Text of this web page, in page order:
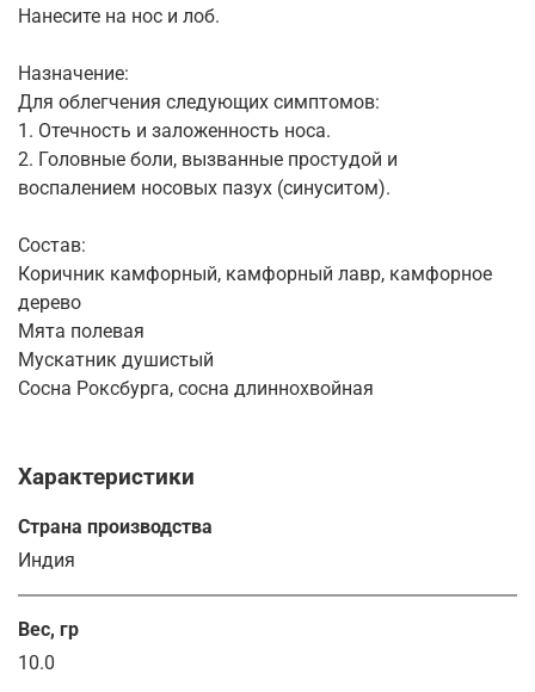
Нанесите на нос и лоб.
Назначение:
Для облегчения следующих симптомов:
1. Отечность и заложенность носа.
2. Головные боли, вызванные простудой и
воспалением носовых пазух (синуситом).
Состав:
Коричник камфорный, камфорный лавр, камфорное
дерево
Мята полевая
Мускатник душистый
Сосна Роксбурга, сосна длиннохвойная
Характеристики
Страна производства
Индия
Вес, гр
10.0